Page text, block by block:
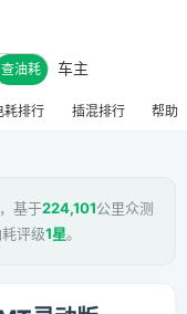
查油耗 车主
耗排行 插混排行 帮助
基于224,101公里众测
评级1星。